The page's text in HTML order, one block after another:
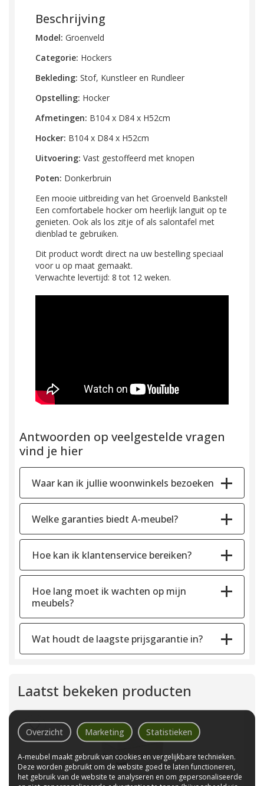
Beschrijving
Model: Groenveld
Categorie: Hockers
Bekleding: Stof, Kunstleer en Rundleer
Opstelling: Hocker
Afmetingen: B104 x D84 x H52cm
Hocker: B104 x D84 x H52cm
Uitvoering: Vast gestoffeerd met knopen
Poten: Donkerbruin
Een mooie uitbreiding van het Groenveld Bankstel!
Een comfortabele hocker om heerlijk languit op te
genieten. Ook als los zitje of als salontafel met
dienblad te gebruiken.
Dit product wordt direct na uw bestelling speciaal
voor u op maat gemaakt.
Verwachte levertijd: 8 tot 12 weken.
Antwoorden op veelgestelde vragen
vind je hier
Waar kan ik jullie woonwinkels bezoeken
Welke garanties biedt A-meubel?
Hoe kan ik klantenservice bereiken?
Hoe lang moet ik wachten op mijn
meubels?
Wat houdt de laagste prijsgarantie in?
Laatst bekeken producten
Overzicht Marketing Statistieken
A-meubel maakt gebruik van cookies en vergelijkbare technieken.
Deze worden gebruikt om de website goed te laten functioneren,
het gebruik van de website te analyseren en om gepersonaliseerde